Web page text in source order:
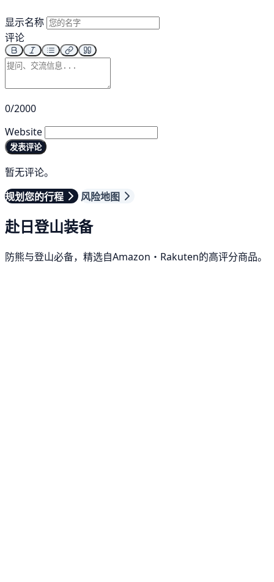
显示名称
评论
0/2000
Website
发表评论
暂无评论。
规划您的行程
风险地图
赴日登山装备
防熊与登山必备，精选自Amazon・Rakuten的高评分商品。